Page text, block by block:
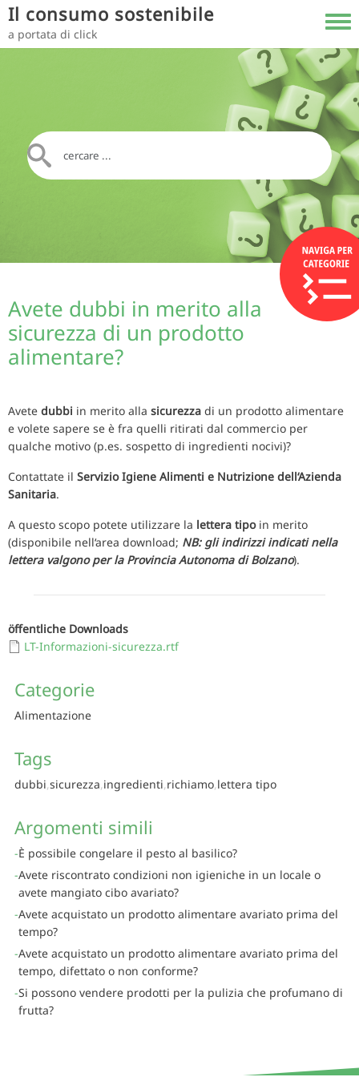
Salta al contenuto principale
Il consumo sostenibile
a portata di click
Avete dubbi in merito alla
sicurezza di un prodotto
alimentare?
Avete dubbi in merito alla sicurezza di un prodotto alimentare
e volete sapere se è fra quelli ritirati dal commercio per
qualche motivo (p.es. sospetto di ingredienti nocivi)?
Contattate il Servizio Igiene Alimenti e Nutrizione dell‘Azienda
Sanitaria.
A questo scopo potete utilizzare la lettera tipoin merito
(disponibile nell‘area download; NB: gli indirizzi indicati nella
lettera valgono per la Provincia Autonoma di Bolzano).
öffentliche Downloads
LT-Informazioni-sicurezza.rtf
Categorie
Alimentazione
Tags
dubbi sicurezza ingredienti richiamo lettera tipo
Argomenti simili
È possibile congelare il pesto al basilico?
Avete riscontrato condizioni non igieniche in un locale o
avete mangiato cibo avariato?
Avete acquistato un prodotto alimentare avariato prima del
tempo?
Avete acquistato un prodotto alimentare avariato prima del
tempo, difettato o non conforme?
Si possono vendere prodotti per la pulizia che profumano di
frutta?